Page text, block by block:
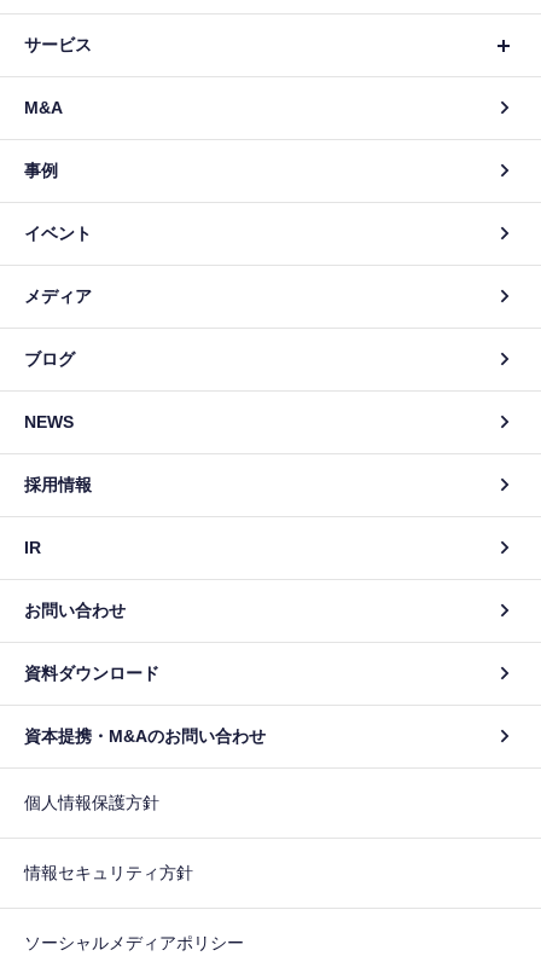
サービス
M&A
事例
イベント
メディア
ブログ
NEWS
採用情報
IR
お問い合わせ
資料ダウンロード
資本提携・M&Aのお問い合わせ
個人情報保護方針
情報セキュリティ方針
ソーシャルメディアポリシー